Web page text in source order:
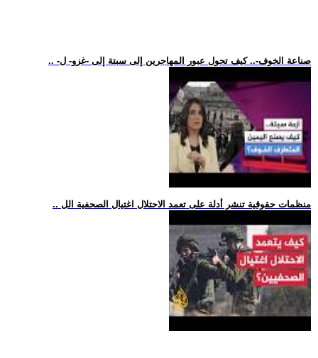
.. -صناعة الخوف-.. كيف تحول عبور المهاجرين إلى سبتة إلى -غزو- ل
.. منظمات حقوقية تنشر أدلة على تعمد الاحتلال اغتيال الصحفية الل